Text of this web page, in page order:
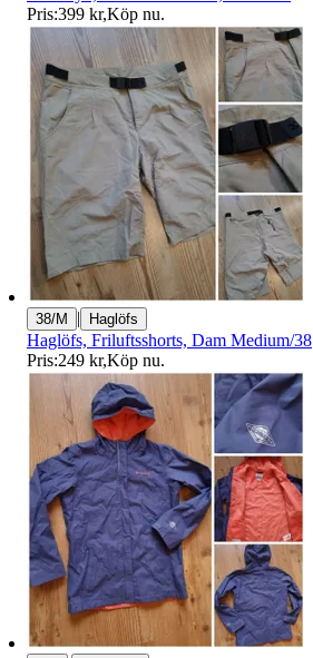
Pris:399 kr,Köp nu.
38/M | Haglöfs
Haglöfs, Friluftsshorts, Dam Medium/38
Pris:249 kr,Köp nu.